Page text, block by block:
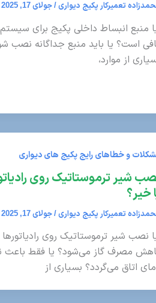
تعمیرکار پکیج دیواری/جولای 17, 2025
منبع انبساط داخلی پکیج برای
است؟ یا باید منبع جداگانه نصب
از موارد،
و خطاهای رایج پکیج های دیواری
شیر ترموستاتیک روی
خیر؟
تعمیرکار پکیج دیواری/جولای 17, 2025
نصب شیر ترموستاتیک روی
مصرف گاز می‌شود؟ یا فقط باعث
اتاق می‌گردد؟ بسیاری از